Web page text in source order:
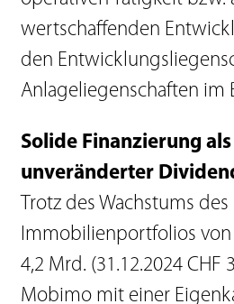
wertschaffenden
den
Anlageliegenschaften im
Solide Finanzierung
unveränderter
Trotz des Wachstums des
Immobilienportfolios von
4,2 Mrd. (31.12.2024 CHF
Mobimo mit einer